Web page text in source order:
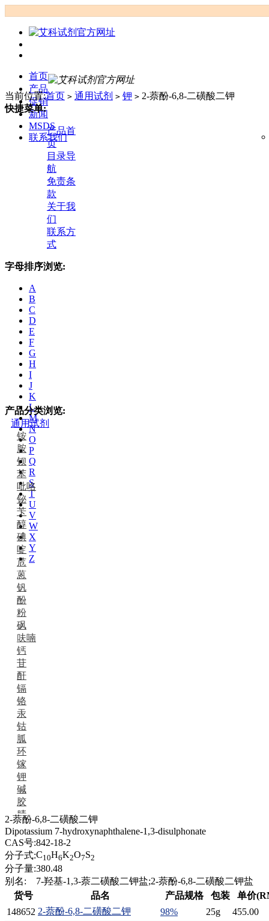
首页
产品
促销
新闻
MSDS
联系我们
当前位置:首页 > 通用试剂 > 钾 > 2-萘酚-6,8-二磺酸二钾
快捷菜单:
产品首
页
目录导
航
免责条
款
关于我
们
联系方
式
字母排序浏览:
A
B
C
D
E
F
G
H
I
J
K
L
M
N
O
P
Q
R
S
T
U
V
W
X
Y
Z
产品分类浏览:
通用试剂
铵
胺
钡
苯
吡咯
铋
苄
醇
碘
啶
苊
蒽
钒
酚
粉
砜
呋喃
钙
苷
酐
镉
铬
汞
钴
胍
环
镓
钾
碱
胶
腈
精
肼
醌
蜡
锂
啉
磷
膦
2-萘酚-6,8-二磺酸二钾
Dipotassium 7-hydroxynaphthalene-1,3-disulphonate
CAS号:842-18-2
分子式:C10H6K2O7S2
分子量:380.48
别名:
7-羟基-1,3-萘二磺酸二钾盐;2-萘酚-6,8-二磺酸二钾盐
货号
品名 产品规格 包装
单价
148652 2-萘酚-6,8-二磺酸二钾 98% 25g 455.00